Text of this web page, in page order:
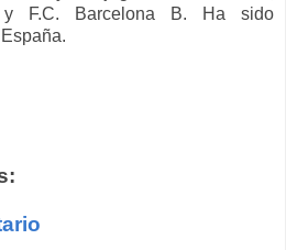
y F.C. Barcelona B. Ha sido